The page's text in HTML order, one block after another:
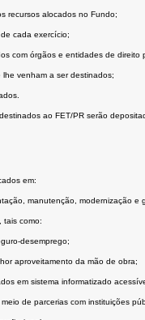
recursos alocados no Fundo;
cada exercício;
com órgãos e entidades de
venham a ser destinados;
ao FET/PR serão
em:
manutenção, modernização
tais como:
desemprego;
aproveitamento da mão de obra;
em sistema informatizado
de parcerias com instituições